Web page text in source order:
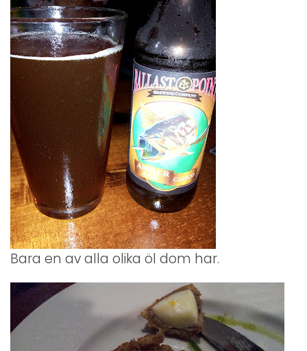
Bara en av alla olika öl dom har.